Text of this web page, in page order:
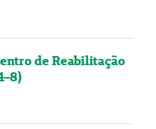
de Reabilitação
8)